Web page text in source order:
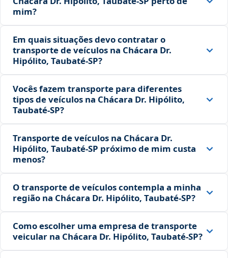
mim?
Em quais situações devo contratar o
transporte de veículos na Chácara Dr.
Hipólito, Taubaté‑SP?
Vocês fazem transporte para diferentes
tipos de veículos na Chácara Dr. Hipólito,
Taubaté‑SP?
Transporte de veículos na Chácara Dr.
Hipólito, Taubaté‑SP próximo de mim custa
menos?
O transporte de veículos contempla a minha
região na Chácara Dr. Hipólito, Taubaté‑SP?
Como escolher uma empresa de transporte
veicular na Chácara Dr. Hipólito, Taubaté‑SP?